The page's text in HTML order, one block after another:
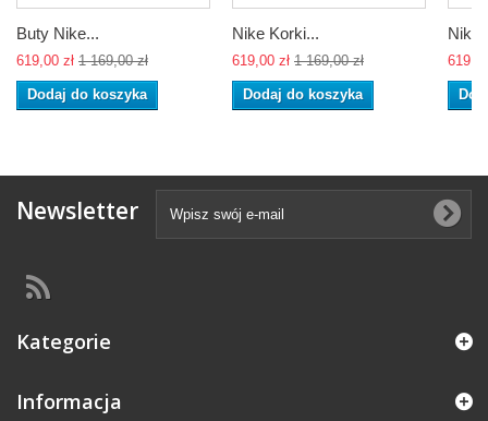
Buty Nike...
619,00 zł 1 169,00 zł
Dodaj do koszyka
Nike Korki...
619,00 zł 1 169,00 zł
Dodaj do koszyka
Newsletter
Kategorie
Informacja